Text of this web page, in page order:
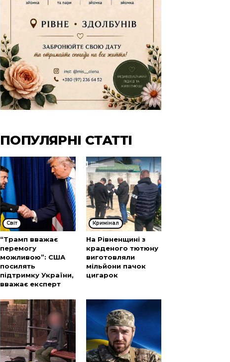
ПОПУЛЯРНІ СТАТТІ
Cвіт
“Трамп вважає
перемогу
можливою”: США
посилять
підтримку України,
вважає експерт
Кримінал
На Рівненщині з
краденого тютюну
виготовляли
мільйони пачок
цигарок